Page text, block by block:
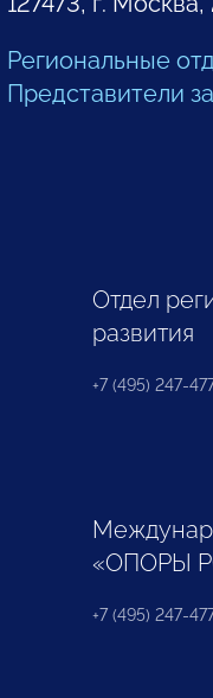
Региональные
Представители
Отдел
развития
+7 (495) 247-
«ОПОРЫ
+7 (495) 247-